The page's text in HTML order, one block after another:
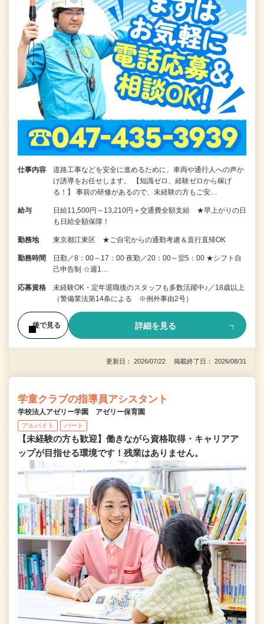
仕事内容
道路工事などを安全に進めるために、車両や通行人への声か
け誘導をお任せします。 【知識ゼロ、経験ゼロから稼げ
る！】 事前の研修があるので、未経験の方もご安…
給与
日給11,500円～13,210円＋交通費全額支給 ★早上がりの日
も日給全額保障！
勤務地 東京都江東区 ★ご自宅からの通勤考慮＆直行直帰OK
勤務時間
日勤／8：00～17：00 夜勤／20：00～翌5：00 ★シフト自
己申告制 ☆週1…
応募資格
未経験OK・定年退職後のスタッフも多数活躍中♪／18歳以上
（警備業法第14条による ※例外事由2号）
後で見る 詳細を見る
更新日： 2026/07/22 掲載終了日： 2026/08/31
学童クラブの指導員アシスタント
学校法人アゼリー学園 アゼリー保育園
アルバイト パート
【未経験の方も歓迎】働きながら資格取得・キャリアア
ップが目指せる環境です！残業はありません。